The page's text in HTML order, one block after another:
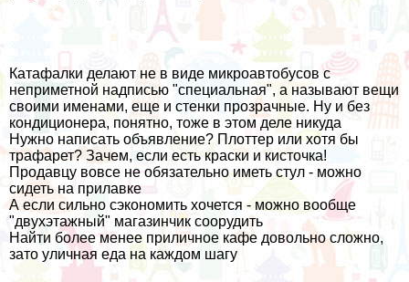
Катафалки делают не в виде микроавтобусов с
неприметной надписью "специальная", а называют вещи
своими именами, еще и стенки прозрачные. Ну и без
кондиционера, понятно, тоже в этом деле никуда
Нужно написать объявление? Плоттер или хотя бы
трафарет? Зачем, если есть краски и кисточка!
Продавцу вовсе не обязательно иметь стул - можно
сидеть на прилавке
А если сильно сэкономить хочется - можно вообще
"двухэтажный" магазинчик соорудить
Найти более менее приличное кафе довольно сложно,
зато уличная еда на каждом шагу